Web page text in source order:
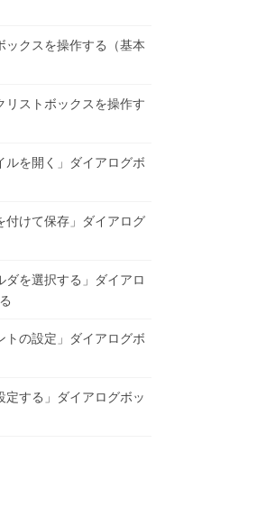
ックスを操作する（基本
リストボックスを操作す
ルを開く」ダイアログボ
付けて保存」ダイアログ
ダを選択する」ダイアロ
トの設定」ダイアログボ
定する」ダイアログボッ